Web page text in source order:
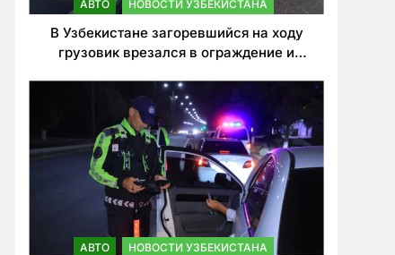
АВТО НОВОСТИ УЗБЕКИСТАНА
В Узбекистане загоревшийся на ходу
грузовик врезался в ограждение и
АВТО НОВОСТИ УЗБЕКИСТАНА